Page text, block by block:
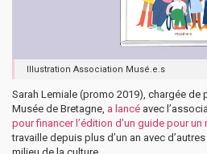
Illustration Association Musé.e.s
Sarah Lemiale (promo 2019), chargée
Musée de Bretagne, a lancé avec
pour financer l’édition d’un guide pour
travaille depuis plus d’un an avec